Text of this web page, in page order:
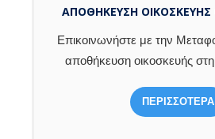
ΑΠΟΘΗΚΕΥΣΗ ΟΙΚΟΣΚΕΥΗΣ
Επικοινωνήστε με την
αποθήκευση οικοσκευής
ΠΕΡΙΣΣΟΤΕΡΑ